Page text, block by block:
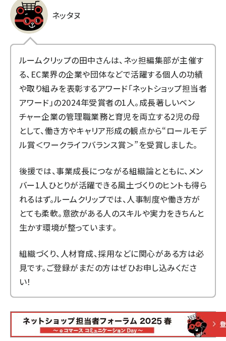
ネッタヌ
ルームクリップの田中さんは、ネッ担編集部が主催す
る、EC業界の企業や団体などで活躍する個人の功績
や取り組みを表彰するアワード「ネットショップ担当者
アワード」の2024年受賞者の1人。成長著しいベン
チャー企業の管理職業務と育児を両立する2児の母
として、働き方やキャリア形成の観点から“ロールモデ
ル賞＜ワークライフバランス賞＞”を受賞しました。
後援では、事業成長につながる組織論とともに、メン
バー1人ひとりが活躍できる風土づくりのヒントも得ら
れるはず。ルームクリップでは、人事制度や働き方が
とても柔軟。意欲がある人のスキルや実力をきちんと
生かす環境が整っています。
組織づくり、人材育成、採用などに関心がある方は必
見です。ご登録がまだの方はぜひお申し込みくださ
い！